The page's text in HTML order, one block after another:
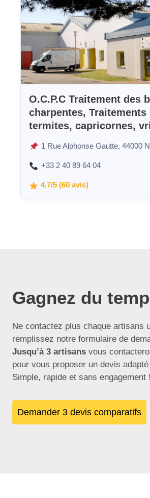
O.C.P.C Traitement des
charpentes, Traitements
termites, capricornes,
1 Rue Alphonse Gautte, 44000
+33 2 40 89 64 04
4,7/5 (60 avis)
Gagnez du
Ne contactez plus chaque artisans
remplissez notre formulaire de
Jusqu’à 3 artisans vous
pour vous proposer un devis
Simple, rapide et sans engagement !
Demander 3 devis comparatifs